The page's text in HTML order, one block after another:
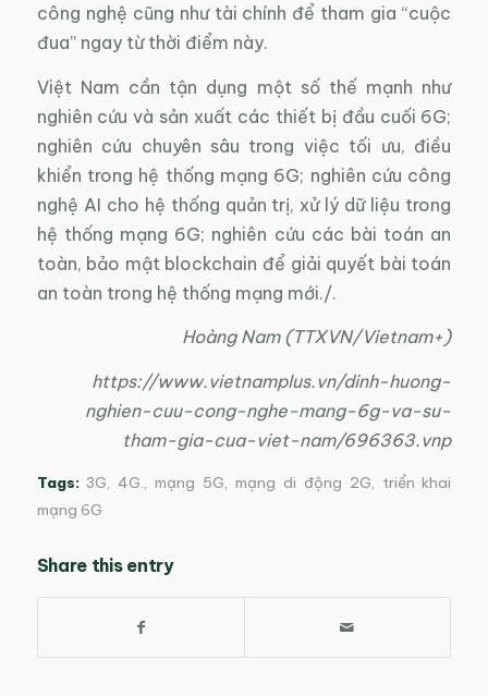
công nghệ cũng như tài chính để tham gia “cuộc
đua” ngay từ thời điểm này.
Việt Nam cần tận dụng một số thế mạnh như
nghiên cứu và sản xuất các thiết bị đầu cuối 6G;
nghiên cứu chuyên sâu trong việc tối ưu, điều
khiển trong hệ thống mạng 6G; nghiên cứu công
nghệ AI cho hệ thống quản trị, xử lý dữ liệu trong
hệ thống mạng 6G; nghiên cứu các bài toán an
toàn, bảo mật blockchain để giải quyết bài toán
an toàn trong hệ thống mạng mới./.
Hoàng Nam (TTXVN/Vietnam+)
https://www.vietnamplus.vn/dinh-huong-
nghien-cuu-cong-nghe-mang-6g-va-su-
tham-gia-cua-viet-nam/696363.vnp
Tags: 3G,4G.,mạng 5G,mạng di động 2G, triển khai
mạng 6G
Share this entry